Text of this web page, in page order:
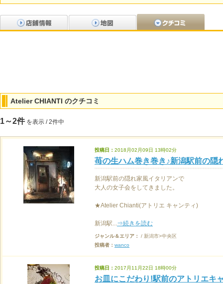
Atelier CHIANTI のクチコミ
1～2件 を表示 / 2件中
投稿日： 2018月02月09日 13時02分
苺の生ハム巻き巻き♪新潟駅前の隠
新潟駅前の隠れ家風イタリアンで
大人の女子会をしてきました。
★Atelier Chianti(アトリエ キャンティ)
新潟駅...⇒続きを読む
ジャンル＆エリア：
/ 新潟市>中央区
投稿者： wanco
投稿日： 2017月11月22日 18時00分
お皿にこだわり!駅前のアトリエキ